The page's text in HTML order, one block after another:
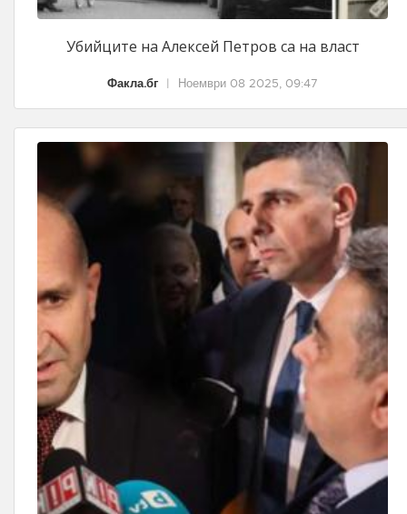
Убийците на Алексей Петров са на власт
Факла.бг Ноември 08 2025, 09:47